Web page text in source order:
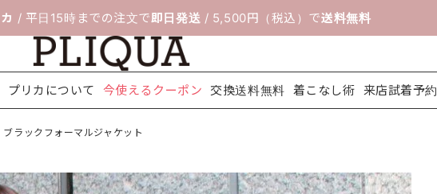
/ 平日15時までの注文で即日発送 / 5,500円（税込）で送料無料
プリカについて 今使えるクーポン 交換送料無料 着こなし術 来店試着予約
ブラックフォーマルジャケット